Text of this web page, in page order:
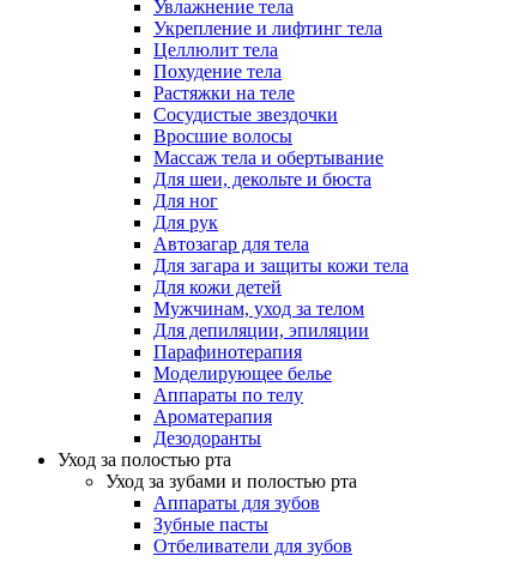
Увлажнение тела
Укрепление и лифтинг тела
Целлюлит тела
Похудение тела
Растяжки на теле
Сосудистые звездочки
Вросшие волосы
Массаж тела и обертывание
Для шеи, декольте и бюста
Для ног
Для рук
Автозагар для тела
Для загара и защиты кожи тела
Для кожи детей
Мужчинам, уход за телом
Для депиляции, эпиляции
Парафинотерапия
Моделирующее белье
Аппараты по телу
Ароматерапия
Дезодоранты
Уход за полостью рта
Уход за зубами и полостью рта
Аппараты для зубов
Зубные пасты
Отбеливатели для зубов